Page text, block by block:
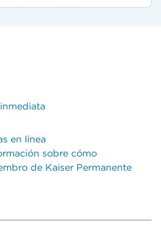
en línea
sobre cómo
de Kaiser Permanente